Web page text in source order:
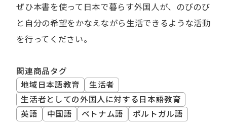
ぜひ本書を使って日本で暮らす外国人が、のびのび
と自分の希望をかなえながら生活できるような活動
を行ってください。
関連商品タグ
地域日本語教育
生活者
生活者としての外国人に対する日本語教育
英語
中国語 ベトナム語 ポルトガル語